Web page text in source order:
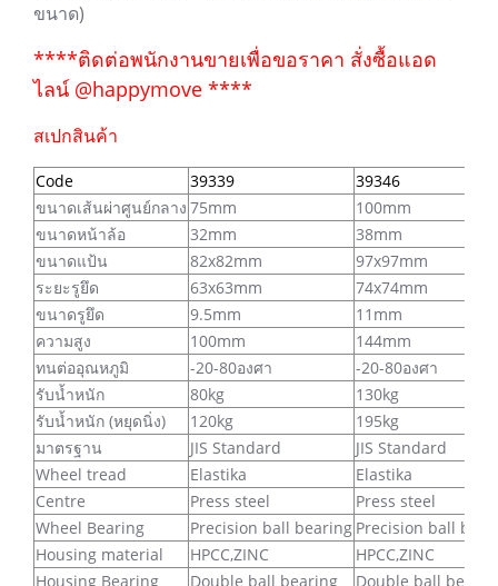
ขนาด)
****ติดต่อพนักงานขายเพื่อขอราคา สั่งซื้อแอด
ไลน์ @happymove ****
สเปกสินค้า
Code 39339
39346
ขนาดเส้นผ่าศูนย์กลาง 75mm
100mm
ขนาดหน้าล้อ
32mm
38mm
ขนาดแป้น
82x82mm
97x97mm
ระยะรูยึด
63x63mm
74x74mm
ขนาดรูยึด
9.5mm
11mm
ความสูง
100mm
144mm
ทนต่ออุณหภูมิ
-20-80องศา
-20-80องศา
รับน้ำหนัก
80kg
130kg
รับน้ำหนัก (หยุดนิ่ง)
120kg
195kg
มาตรฐาน
JIS Standard
JIS Standard
Wheel tread
Elastika
Elastika
Centre
Press steel
Press steel
Wheel Bearing
Precision ball bearing Precision ball
Housing material
HPCC,ZINC
HPCC,ZINC
Housing Bearing
Double ball bearing
Double ball